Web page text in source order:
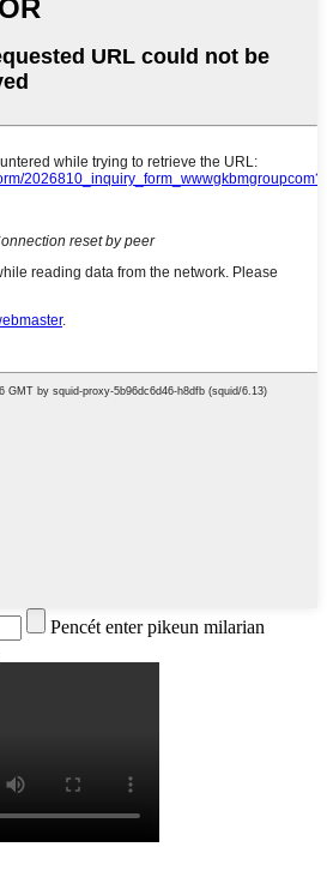
Pencét enter pikeun milarian